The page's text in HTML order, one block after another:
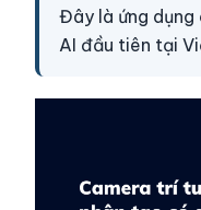
Đây là ứng dụng
AI đầu tiên tại